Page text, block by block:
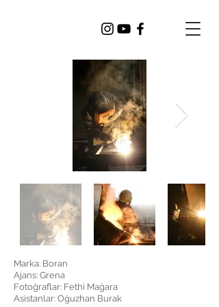
Marka: Boran
Ajans: Grena
Fotoğraflar: Fethi Mağara
Asistanlar: Oğuzhan Burak